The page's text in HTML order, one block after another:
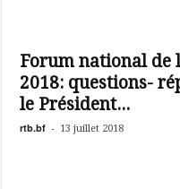
Forum national de
2018: questions-
le Président...
rtb.bf - 13 juillet 2018